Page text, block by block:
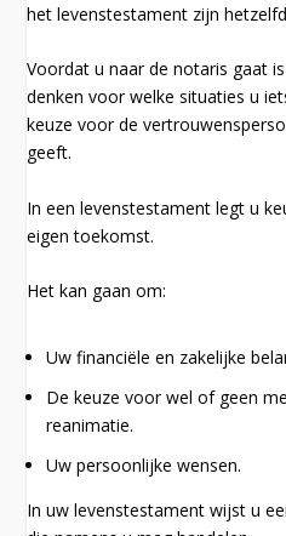
het levenstestament zijn
Voordat u naar de notaris gaat
denken voor welke situaties u
keuze voor de
geeft.
In een levenstestament legt u
eigen toekomst.
Het kan gaan om:
Uw financiële en zakelijke
De keuze voor wel of geen
reanimatie.
Uw persoonlijke wensen.
In uw levenstestament wijst u